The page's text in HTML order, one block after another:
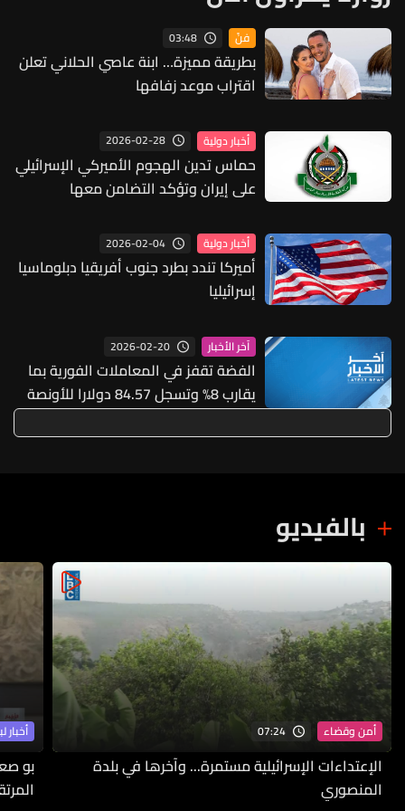
فنّ 03:48
بطريقة مميزة… ابنة عاصي الحلاني تعلن
اقتراب موعد زفافها
أخبار دولية 2026-02-28
حماس تدين الهجوم الأميركي الإسرائيلي
على إيران وتؤكد التضامن معها
أخبار دولية 2026-02-04
أميركا تندد بطرد جنوب أفريقيا دبلوماسيا
إسرائيليا
آخر الأخبار 2026-02-20
الفضة تقفز في المعاملات الفورية بما
يقارب 8% وتسجل 84.57 دولارا للأونصة
بالفيديو
أمن وقضاء 07:24
الإعتداءات الإسرائيلية مستمرة... وآخرها في بلدة
المنصوري
أخبار
بو